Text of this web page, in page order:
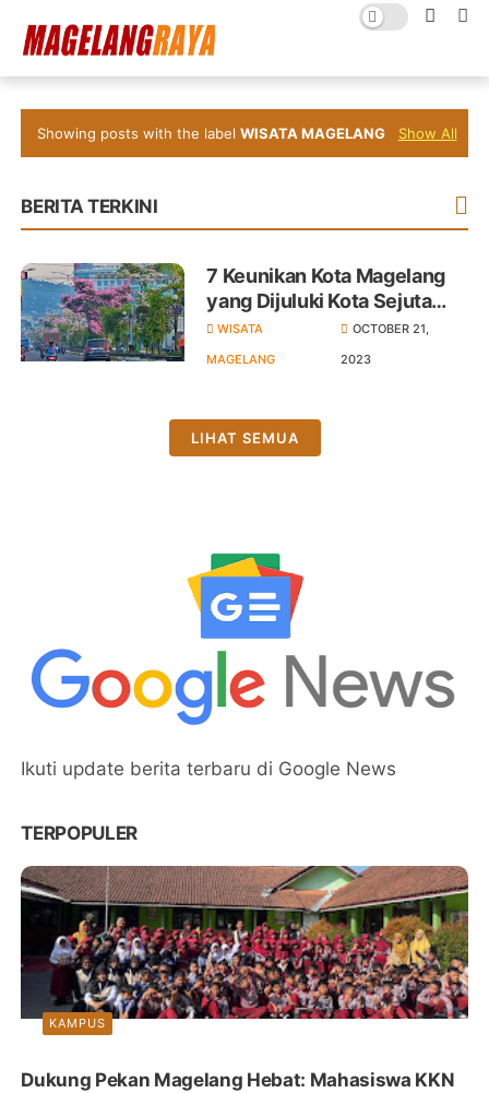
Showing posts with the labelWISATA MAGELANG Show All
BERITA TERKINI
7 Keunikan Kota Magelang
yang Dijuluki Kota Sejuta
Bunga
WISATA
MAGELANG
OCTOBER 21,
2023
LIHAT SEMUA
Ikuti update berita terbaru di Google News
TERPOPULER
KAMPUS
Dukung Pekan Magelang Hebat: Mahasiswa KKN